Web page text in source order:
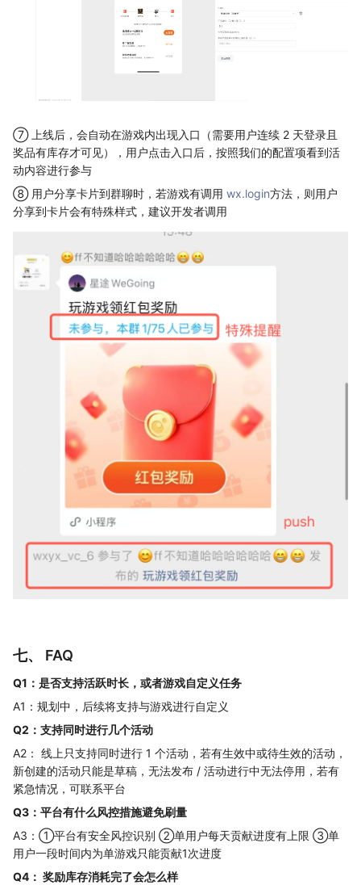
⑦ 上线后，会自动在游戏内出现入口（需要用户连续 2 天登录且
奖品有库存才可见），用户点击入口后，按照我们的配置项看到活
动内容进行参与
⑧ 用户分享卡片到群聊时，若游戏有调用 wx.login方法，则用户
分享到卡片会有特殊样式，建议开发者调用
七、 FAQ
Q1：是否支持活跃时长，或者游戏自定义任务
A1：规划中，后续将支持与游戏进行自定义
Q2：支持同时进行几个活动
A2： 线上只支持同时进行 1 个活动，若有生效中或待生效的活动，
新创建的活动只能是草稿，无法发布 / 活动进行中无法停用，若有
紧急情况，可联系平台
Q3：平台有什么风控措施避免刷量
A3：①平台有安全风控识别 ②单用户每天贡献进度有上限 ③单
用户一段时间内为单游戏只能贡献1次进度
Q4： 奖励库存消耗完了会怎么样